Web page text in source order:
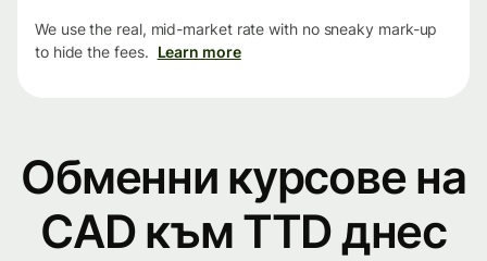
We use the real, mid-market rate with no sneaky mark-up
to hide the fees. Learn more
Обменни курсове на
CAD към TTD днес